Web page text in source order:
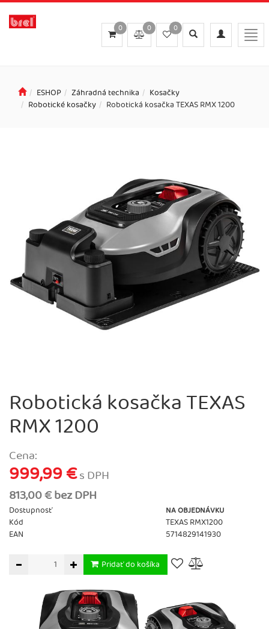
Toggle
navigation
Toggle
search
0
0
0
ESHOP Záhradná technika
Kosačky
Robotické kosačky
Robotická kosačka TEXAS RMX 1200
Robotická kosačka TEXAS
RMX 1200
Cena:
999,99 €s DPH
813,00 € bez DPH
Dostupnosť NA OBJEDNÁVKU
Kód
TEXAS RMX1200
EAN
5714829141930
Pridať do košíka